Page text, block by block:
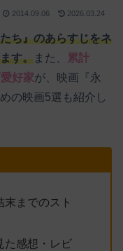
2014.09.06 2026.03.24
ち』のあらすじをネ
す。 また、
累計
好家が、映画『永
の映画5選も紹介し
末までのスト
た感想・レビ